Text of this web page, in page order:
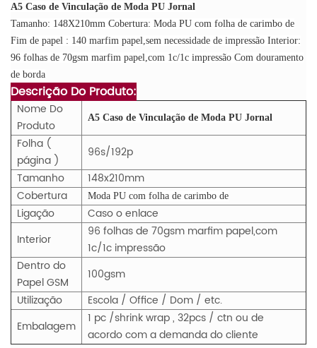
A5 Caso de Vinculação de Moda PU Jornal
Tamanho: 148X210mm Cobertura: Moda PU com folha de carimbo de
Fim de papel : 140 marfim papel,sem necessidade de impressão Interior:
96 folhas de 70gsm marfim papel,com 1c/1c impressão Com douramento
de borda
Descrição Do Produto:
Nome Do
Produto
A5 Caso de Vinculação de Moda PU Jornal
Folha (
página )
96s/192p
Tamanho
148x210mm
Cobertura
Moda PU com folha de carimbo de
Ligação
Caso o enlace
Interior
96 folhas de 70gsm marfim papel,com
1c/1c impressão
Dentro do
Papel GSM
100gsm
Utilização
Escola / Office / Dom / etc.
Embalagem
1 pc /shrink wrap , 32pcs / ctn ou de
acordo com a demanda do cliente